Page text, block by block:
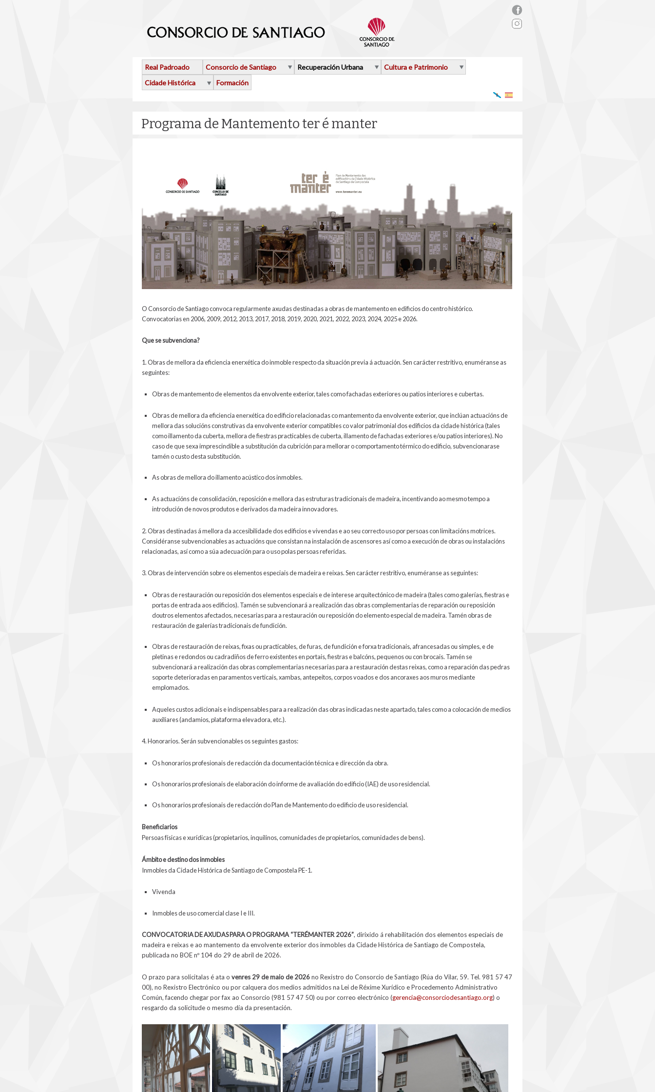
rs_facebook.png
Real Padroado Consorcio de Santiago Recuperación Urbana
Cultura e Patrimonio
Cidade Histórica
Formación
Programa de Mantemento ter é manter
O Consorcio de Santiago convoca regularmente axudas destinadas a obras de mantemento en edificios do centro histórico.
Convocatorias en 2006, 2009, 2012, 2013, 2017, 2018, 2019, 2020, 2021, 2022, 2023, 2024, 2025 e 2026.
Que se subvenciona?
1. Obras de mellora da eficiencia enerxética do inmoble respecto da situación previa á actuación. Sen carácter restritivo, enuméranse as
seguintes:
Obras de mantemento de elementos da envolvente exterior, tales como fachadas exteriores ou patios interiores e cubertas.
Obras de mellora da eficiencia enerxética do edificio relacionadas co mantemento da envolvente exterior, que inclúan actuacións de
mellora das solucións construtivas da envolvente exterior compatibles co valor patrimonial dos edificios da cidade histórica (tales
como illamento da cuberta, mellora de fiestras practicables de cuberta, illamento de fachadas exteriores e/ou patios interiores). No
caso de que sexa imprescindible a substitución da cubrición para mellorar o comportamento térmico do edificio, subvencionarase
tamén o custo desta substitución.
As obras de mellora do illamento acústico dos inmobles.
As actuacións de consolidación, reposición e mellora das estruturas tradicionais de madeira, incentivando ao mesmo tempo a
introdución de novos produtos e derivados da madeira innovadores.
2. Obras destinadas á mellora da accesibilidade dos edificios e vivendas e ao seu correcto uso por persoas con limitacións motrices.
Considéranse subvencionables as actuacións que consistan na instalación de ascensores así como a execución de obras ou instalacións
relacionadas, así como a súa adecuación para o uso polas persoas referidas.
3. Obras de intervención sobre os elementos especiais de madeira e reixas. Sen carácter restritivo, enuméranse as seguintes:
Obras de restauración ou reposición dos elementos especiais e de interese arquitectónico de madeira (tales como galerías, fiestras e
portas de entrada aos edificios). Tamén se subvencionará a realización das obras complementarias de reparación ou reposición
doutros elementos afectados, necesarias para a restauración ou reposición do elemento especial de madeira. Tamén obras de
restauración de galerías tradicionais de fundición.
Obras de restauración de reixas, fixas ou practicables, de furas, de fundición e forxa tradicionais, afrancesadas ou simples, e de
pletinas e redondos ou cadradiños de ferro existentes en portais, fiestras e balcóns, pequenos ou con brocais. Tamén se
subvencionará a realización das obras complementarias necesarias para a restauración destas reixas, como a reparación das pedras
soporte deterioradas en paramentos verticais, xambas, antepeitos, corpos voados e dos ancoraxes aos muros mediante
emplomados.
Aqueles custos adicionais e indispensables para a realización das obras indicadas neste apartado, tales como a colocación de medios
auxiliares (andamios, plataforma elevadora, etc.).
4. Honorarios. Serán subvencionables os seguintes gastos:
Os honorarios profesionais de redacción da documentación técnica e dirección da obra.
Os honorarios profesionais de elaboración do informe de avaliación do edificio (IAE) de uso residencial.
Os honorarios profesionais de redacción do Plan de Mantemento do edificio de uso residencial.
Beneficiarios
Persoas físicas e xurídicas (propietarios, inquilinos, comunidades de propietarios, comunidades de bens).
Ámbito e destino dos inmobles
Inmobles da Cidade Histórica de Santiago de Compostela PE-1.
Vivenda
Inmobles de uso comercial clase I e III.
CONVOCATORIA DE AXUDAS PARA OPROGRAMA“TERÉMANTER2026”, dirixido á rehabilitación dos elementos especiais de
madeira e reixas e ao mantemento da envolvente exterior dos inmobles da Cidade Histórica de Santiago de Compostela,
publicada no BOE nº 104 do 29 de abril de 2026.
O prazo para solicitalas é ata o venres 29 de maio de 2026no Rexistro do Consorcio de Santiago (Rúa do Vilar, 59. Tel. 981 57 47
00), no Rexistro Electrónico ou por calquera dos medios admitidos na Lei de Réxime Xurídico e Procedemento Administrativo
Común, facendo chegar por fax ao Consorcio (981 57 47 50) ou por correo electrónico (gerencia@consorciodesantiago.org) o
resgardo da solicitude o mesmo día da presentación.